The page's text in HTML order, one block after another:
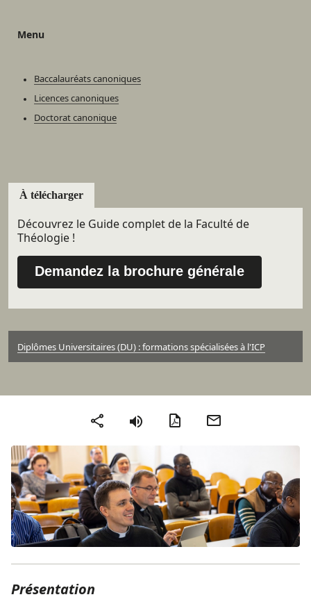
Menu
Baccalauréats canoniques
Licences canoniques
Doctorat canonique
À télécharger
Découvrez le Guide complet de la Faculté de
Théologie !
Demandez la brochure générale
Diplômes Universitaires (DU) : formations spécialisées à l'ICP
Partager Version PDF
Présentation